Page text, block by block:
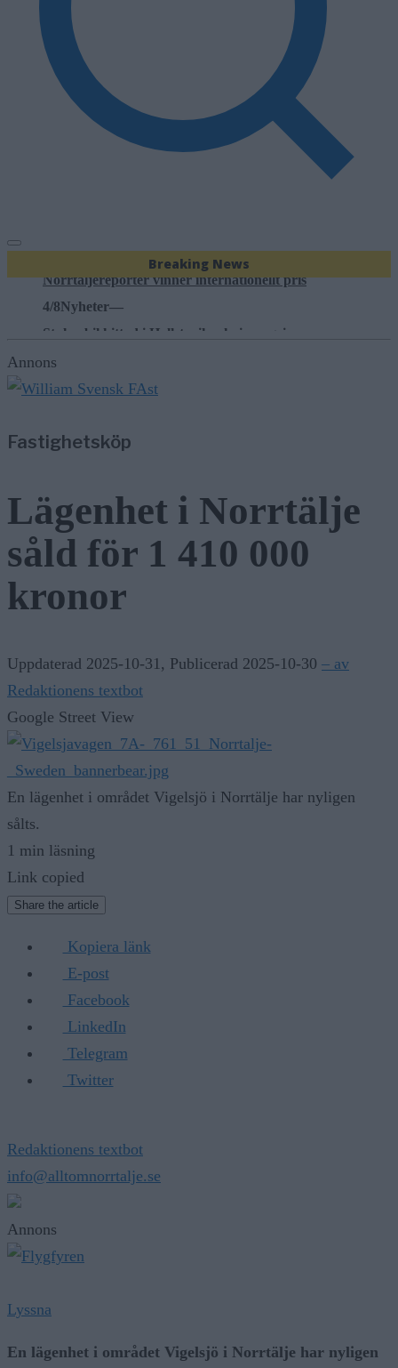
Breaking News
16:03Nyheter—
Norrtäljereporter vinner internationellt pris
4/8Nyheter—
Stulen bil hittad i Hallstavik – kvinna gripen
4/8
Hundratals verk fyller Skaparladan under tre dagar
Norrtälje visar vägen: Fler elever klarar grundskolan
41 matverksamheter fick krav efter kontroller
16:03Nyheter—
Norrtäljereporter vinner internationellt pris
Annons
Fastighetsköp
Lägenhet i Norrtälje
såld för 1 410 000
kronor
Uppdaterad 2025-10-31 , Publicerad 2025-10-30 – av
Redaktionens textbot
Google Street View
En lägenhet i området Vigelsjö i Norrtälje har nyligen
sålts.
1 min läsning
Link copied
Share the article
Kopiera länk
E-post
Facebook
LinkedIn
Telegram
Twitter
Redaktionens textbot
info@alltomnorrtalje.se
Annons
Lyssna
En lägenhet i området Vigelsjö i Norrtälje har nyligen